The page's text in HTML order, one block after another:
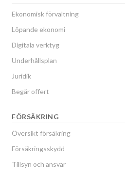
Ekonomisk förvaltning
Löpande ekonomi
Digitala verktyg
Underhållsplan
Juridik
Begär offert
FÖRSÄKRING
Översikt försäkring
Försäkringsskydd
Tillsyn och ansvar